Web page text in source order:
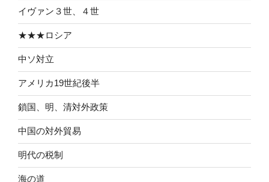
イヴァン３世、４世
★★★ロシア
中ソ対立
アメリカ19世紀後半
鎖国、明、清対外政策
中国の対外貿易
明代の税制
海の道